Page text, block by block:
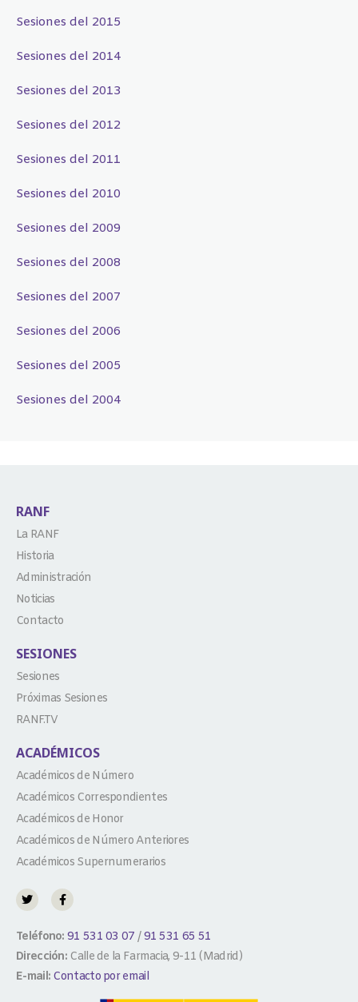
Sesiones del 2015
Sesiones del 2014
Sesiones del 2013
Sesiones del 2012
Sesiones del 2011
Sesiones del 2010
Sesiones del 2009
Sesiones del 2008
Sesiones del 2007
Sesiones del 2006
Sesiones del 2005
Sesiones del 2004
RANF
La RANF
Historia
Administración
Noticias
Contacto
SESIONES
Sesiones
Próximas Sesiones
RANF.TV
ACADÉMICOS
Académicos de Número
Académicos Correspondientes
Académicos de Honor
Académicos de Número Anteriores
Académicos Supernumerarios
Teléfono: 91 531 03 07 /91 531 65 51
Dirección: Calle de la Farmacia, 9-11 (Madrid)
E-mail: Contacto por email